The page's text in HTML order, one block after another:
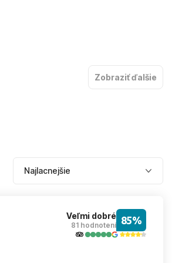
chcú viac možností na večerné
Zobraziť ďalšie
Veľmi dobré
81 hodnotení 85%